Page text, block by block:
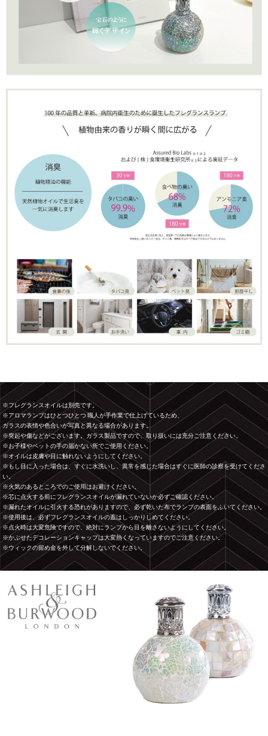
※フレグランスオイルは別売です。
※アロマランプはひとつひとつ 職人が手作業で仕上げているため、
ガラスの表情や色合いが写真と異なる場合があります。
※突起や傷などがございます。ガラス製品ですので、取り扱いには充分ご注意ください。
※お子様やペットの手の届かない所でご使用ください。
※オイルは皮膚や目に触れないようにしてください。
※もし目に入った場合は、すぐに水洗いし、異常を感じた場合はすぐに医師の診察を受けてくださ
い。
※火気のあるところでのご使用はお避けください。
※芯に点火する前にフレグランスオイルが漏れていないか必ずご確認ください。
※漏れたオイルに引火する恐れがありますので、必ず乾いた布でランプの表面をふいてください。
※使用後は、必ずフレグランスオイルの蓋はしっかりしめてください。
※点火時は大変危険ですので、絶対にランプから目を離さないようにしてください。
※かぶせたデコレーションキャップは大変熱くなっていますのでご注意ください。
※ウィックの留め金を外して分解しないでください。